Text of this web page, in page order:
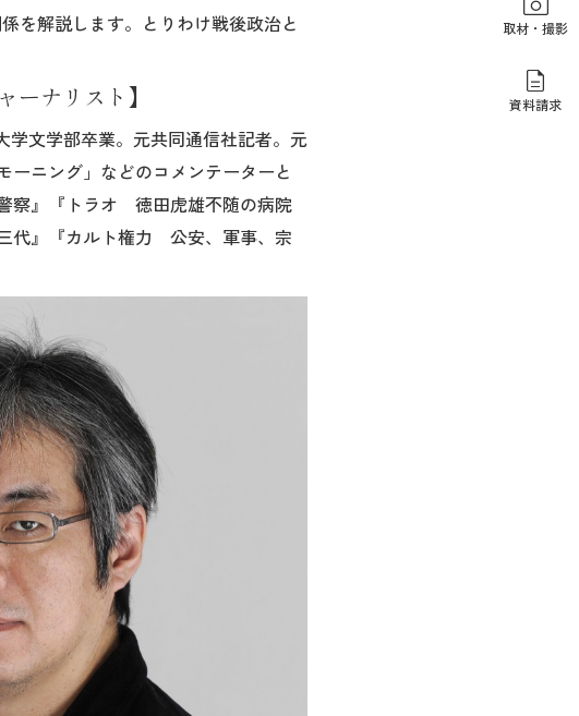
取材・撮影
資料請求
を解説します。とりわけ戦後政治と
ナリスト】
学文学部卒業。元共同通信社記者。元
ーニング」などのコメンテーターと
察』『トラオ 徳田虎雄不随の病院
代』『カルト権力 公安、軍事、宗